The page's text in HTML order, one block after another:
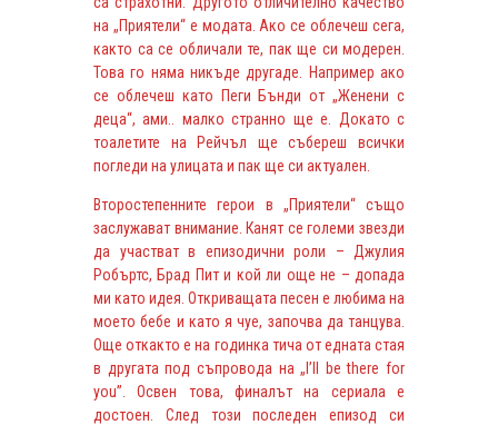
на „Приятели“ е модата. Ако се облечеш сега,
както са се обличали те, пак ще си модерен.
Това го няма никъде другаде. Например ако
се облечеш като Пеги Бънди от „Женени с
деца“, ами.. малко странно ще е. Докато с
тоалетите на Рейчъл ще събереш всички
погледи на улицата и пак ще си актуален.
Второстепенните герои в „Приятели“ също
заслужават внимание. Канят се големи звезди
да участват в епизодични роли – Джулия
Робъртс, Брад Пит и кой ли още не – допада
ми като идея. Откриващата песен е любима на
моето бебе и като я чуе, започва да танцува.
Още откакто е на годинка тича от едната стая
в другата под съпровода на „I’ll be there for
you”. Освен това, финалът на сериала е
достоен. След този последен епизод си